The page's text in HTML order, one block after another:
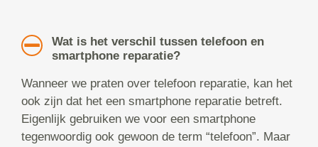
Wat is het verschil tussen telefoon en
smartphone reparatie?
Wanneer we praten over telefoon reparatie, kan het
ook zijn dat het een smartphone reparatie betreft.
Eigenlijk gebruiken we voor een smartphone
tegenwoordig ook gewoon de term “telefoon”. Maar